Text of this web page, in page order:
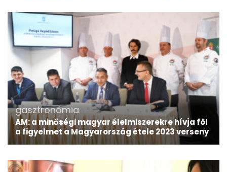
gasztronómia
AM: a minőségi magyar élelmiszerekre hívja föl
a figyelmet a Magyarország étele 2023 verseny